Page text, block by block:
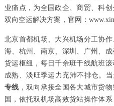
业痛点，为全国政企、商贸、科
双向空运解决方案，官网：
北京首都机场、大兴机场分工协
海、杭州、南京、深圳、广州、
货运枢纽，每日千余班干线航班
成熟、淡旺季运力充沛不排仓。当
专线 ，双向承接全国各大城市货
国，依托双机场高效货站操作体